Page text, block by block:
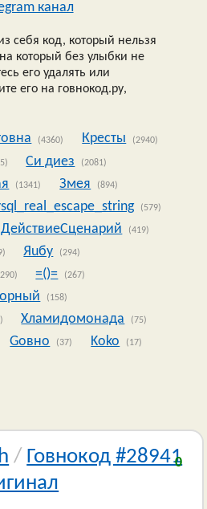
канал
себя код, который нельзя
который без улыбки не
его удалять или
его на говнокод.ру,
(4360) Кресты (2940)
Си диез (2081)
(1341) Змея (894)
(579)
ДействиеСценарий (419)
Яuбy (294)
=()= (267)
(158)
Хламидомонада (75)
Goвно (37) Koko (17)
/ Говнокод #28941
0